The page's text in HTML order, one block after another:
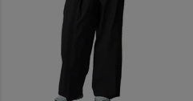
キャンプ・フェス